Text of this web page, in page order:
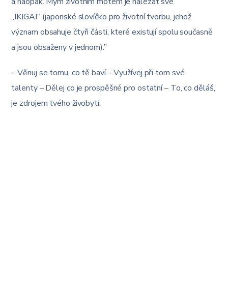
„IKIGAI“ (japonské slovíčko pro životní tvorbu, jehož
význam obsahuje čtyři části, které existují spolu současně
a jsou obsaženy v jednom).”
– Věnuj se tomu, co tě baví – Využívej při tom své
talenty – Dělej co je prospěšné pro ostatní – To, co děláš,
je zdrojem tvého živobytí.